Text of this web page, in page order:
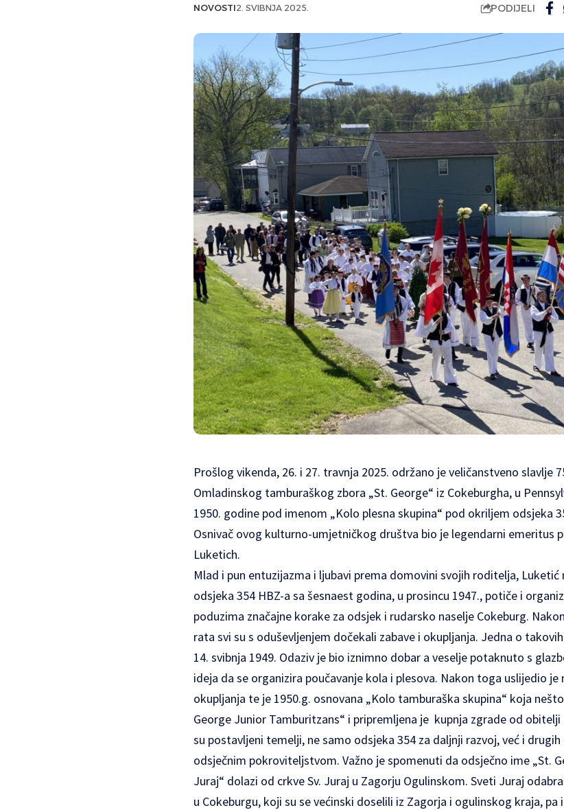
NOVOSTI2. SVIBNJA 2025. PODIJELI
Prošlog vikenda, 26. i 27. travnja 2025. održano je veličanstveno slavlje
Omladinskog tamburaškog zbora „St. George“ iz Cokeburgha, u
1950. godine pod imenom „Kolo plesna skupina“ pod okriljem odsjeka
Osnivač ovog kulturno-umjetničkog društva bio je legendarni emeritus
Luketich.
Mlad i pun entuzijazma i ljubavi prema domovini svojih roditelja, Luketić
odsjeka 354 HBZ-a sa šesnaest godina, u prosincu 1947., potiče i
poduzima značajne korake za odsjek i rudarsko naselje Cokeburg.
rata svi su s oduševljenjem dočekali zabave i okupljanja. Jedna o
14. svibnja 1949. Odaziv je bio iznimno dobar a veselje potaknuto s
ideja da se organizira poučavanje kola i plesova. Nakon toga uslijedio
okupljanja te je 1950.g. osnovana „Kolo tamburaška skupina“ koja
George Junior Tamburitzans“ i pripremljena je kupnja zgrade od
su postavljeni temelji, ne samo odsjeka 354 za daljnji razvoj, već i
odsječnim pokroviteljstvom. Važno je spomenuti da odsječno ime „St.
Juraj“ dolazi od crkve Sv. Juraj u Zagorju Ogulinskom. Sveti Juraj
u Cokeburgu, koji su se većinski doselili iz Zagorja i ogulinskog kraja,